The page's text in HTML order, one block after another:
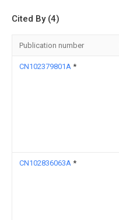
Cited By (4)
Publication number
CN102379801A *
CN102836063A *